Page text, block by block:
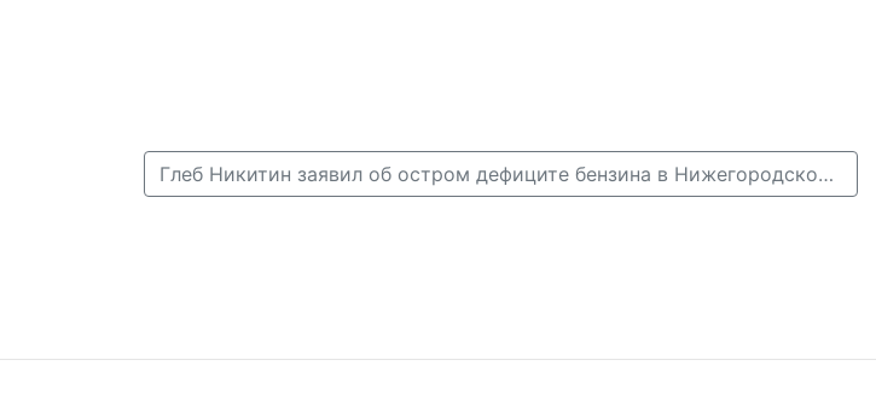
Глеб Никитин заявил об остром дефиците бензина в Нижегородской области →